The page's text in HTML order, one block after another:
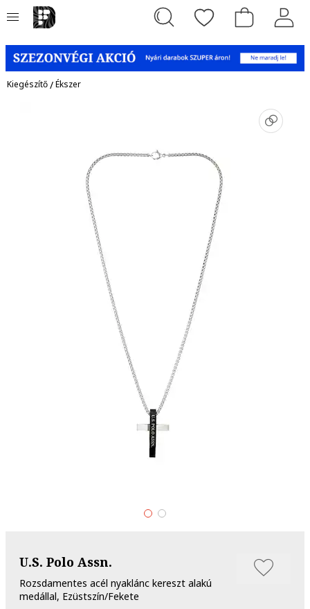
Kiegészítő/Ékszer
U.S. Polo Assn.
Rozsdamentes acél nyaklánc kereszt alakú
medállal, Ezüstszín/Fekete